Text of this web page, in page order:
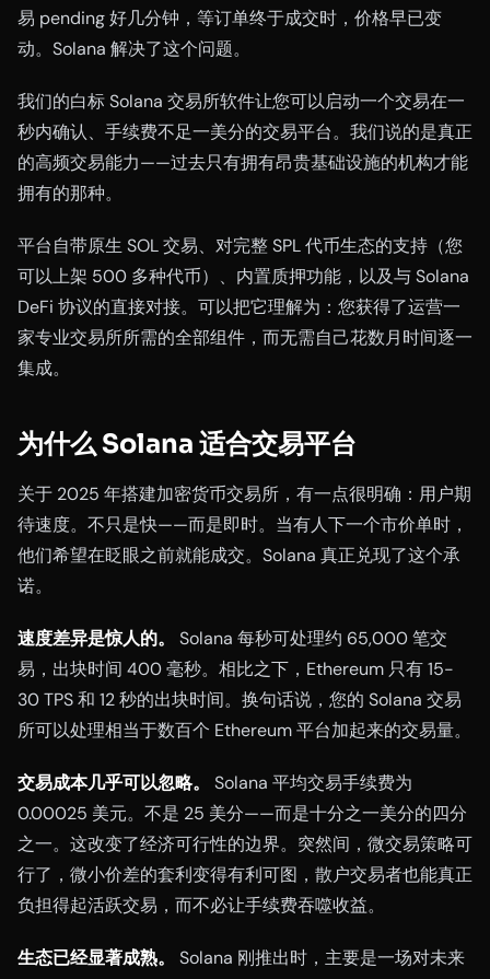
易 pending 好几分钟，等订单终于成交时，价格早已变
动。Solana 解决了这个问题。
我们的白标 Solana 交易所软件让您可以启动一个交易在一
秒内确认、手续费不足一美分的交易平台。我们说的是真正
的高频交易能力——过去只有拥有昂贵基础设施的机构才能
拥有的那种。
平台自带原生 SOL 交易、对完整 SPL 代币生态的支持（您
可以上架 500 多种代币）、内置质押功能，以及与 Solana
DeFi 协议的直接对接。可以把它理解为：您获得了运营一
家专业交易所所需的全部组件，而无需自己花数月时间逐一
集成。
为什么 Solana 适合交易平台
关于 2025 年搭建加密货币交易所，有一点很明确：用户期
待速度。不只是快——而是即时。当有人下一个市价单时，
他们希望在眨眼之前就能成交。Solana 真正兑现了这个承
诺。
速度差异是惊人的。
Solana 每秒可处理约 65,000 笔交
易，出块时间 400 毫秒。相比之下，Ethereum 只有 15-
30 TPS 和 12 秒的出块时间。换句话说，您的 Solana 交易
所可以处理相当于数百个 Ethereum 平台加起来的交易量。
交易成本几乎可以忽略。
Solana 平均交易手续费为
0.00025 美元。不是 25 美分——而是十分之一美分的四分
之一。这改变了经济可行性的边界。突然间，微交易策略可
行了，微小价差的套利变得有利可图，散户交易者也能真正
负担得起活跃交易，而不必让手续费吞噬收益。
生态已经显著成熟。
Solana 刚推出时，主要是一场对未来